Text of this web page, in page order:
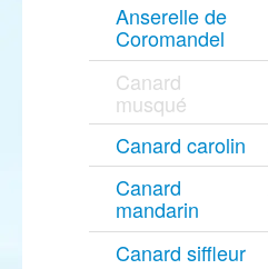
Anserelle de
Coromandel
Canard
musqué
Canard carolin
Canard
mandarin
Canard siffleur